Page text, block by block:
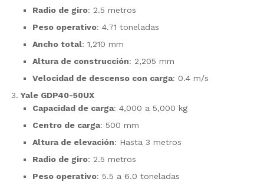
Radio de giro: 2.5 metros
Peso operativo: 4.71 toneladas
Ancho total: 1,210 mm
Altura de construcción: 2,205 mm
Velocidad de descenso con carga: 0.4 m/s
Yale GDP40-50UX
Capacidad de carga: 4,000 a 5,000 kg
Centro de carga: 500 mm
Altura de elevación: Hasta 3 metros
Radio de giro: 2.5 metros
Peso operativo: 5.5 a 6.0 toneladas